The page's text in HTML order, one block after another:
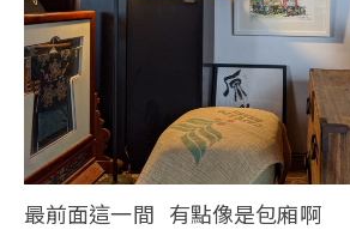
最前面這一間 有點像是包廂啊